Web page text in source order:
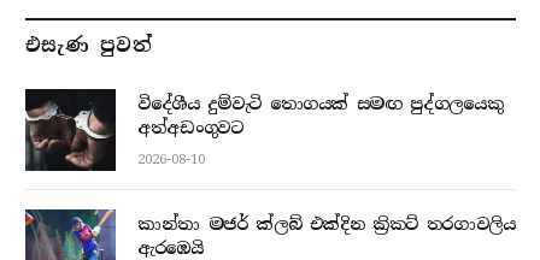
එසැණ පුව​ත්
විදේශීය දුම්වැටි තොගයක් සමඟ පුද්ගලයෙකු
අත්අඩංගුවට
2026-08-10
කාන්තා මජර් ක්ලබ් එක්දින ක්‍රිකට් තරගාවලිය
ඇරඹෙයි